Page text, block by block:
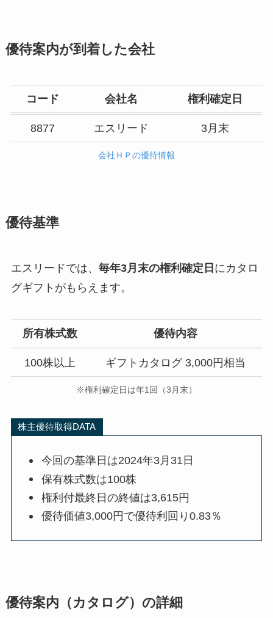
優待案内が到着した会社
コード 会社名 権利確定日
8877 エスリード 3月末
会社ＨＰの優待情報
優待基準
エスリードでは、 毎年3月末の権利確定日 にカタロ
グギフトがもらえます。
所有株式数 優待内容
100株以上 ギフトカタログ 3,000円相当
※権利確定日は年1回（3月末）
株主優待取得DATA
今回の基準日は2024年3月31日
保有株式数は100株
権利付最終日の終値は3,615円
優待価値3,000円で優待利回り0.83％
優待案内（カタログ）の詳細